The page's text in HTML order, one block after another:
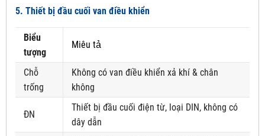
5. Thiết bị đầu cuối van điều khiển
Biểu
tượng
Miêu tả
Chỗ
trống
Không có van điều khiển xả khí & chân
không
ĐN
Thiết bị đầu cuối điện từ, loại DIN, không có
dây dẫn